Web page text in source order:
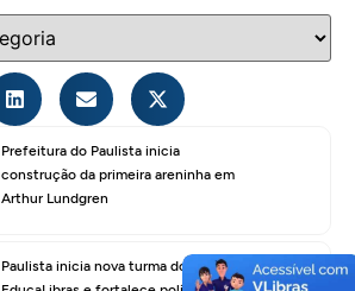
Prefeitura do Paulista inicia
construção da primeira areninha em
Arthur Lundgren
Paulista inicia nova turma do